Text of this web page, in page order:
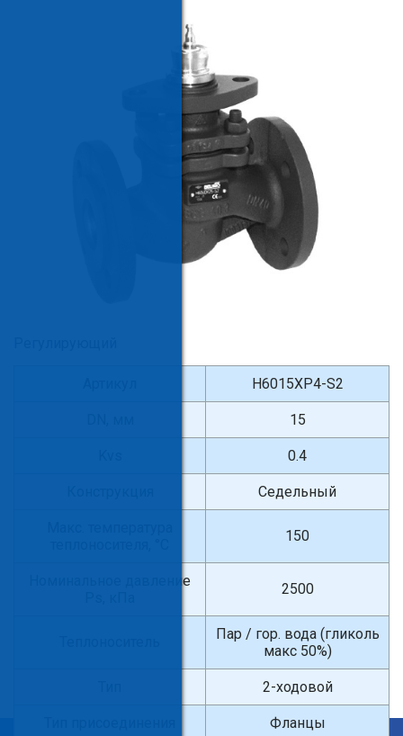
H6015XP4-S2
15
0.4
Седельный
150
Номинальное давление
2500
Пар / гор. вода (гликоль
макс 50%)
2-ходовой
Фланцы